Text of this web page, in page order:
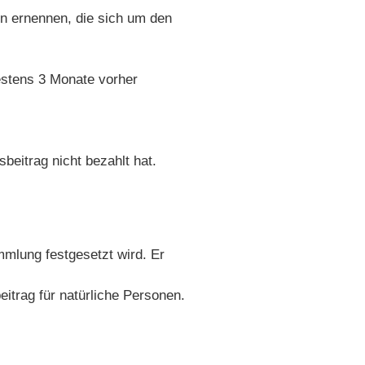
ernennen, die sich um den
3 Monate vorher
nicht bezahlt hat.
festgesetzt wird. Er
für natürliche Personen.